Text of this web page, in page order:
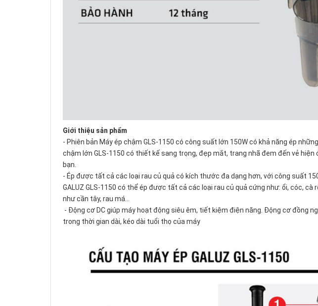
Giới thiệu sản phẩm
- Phiên bản Máy ép chậm GLS-1150 có công suất lớn 150W có khả năng ép
chậm lớn GLS-1150 có thiết kế sang trọng, đẹp mắt, trang nhã đem đến vẻ hiện
bạn.
- Ép được tất cả các loại rau củ quả có kích thước đa dạng hơn, với công suất
GALUZ GLS-1150 có thể ép được tất cả các loại rau củ quả cứng như: ổi, cóc,
như cần tây, rau má…
- Động cơ DC giúp máy hoạt động siêu êm, tiết kiệm điện năng. Động cơ đồng
trong thời gian dài, kéo dài tuổi thọ của máy